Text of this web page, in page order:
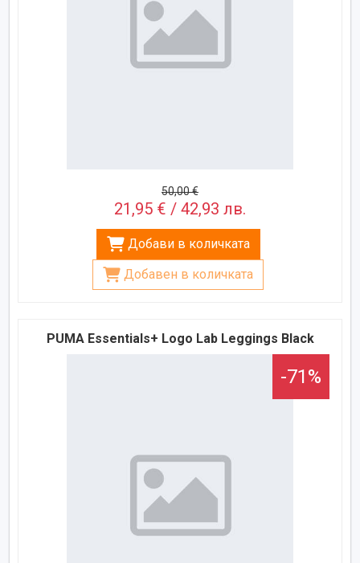
50,00 €
21,95 € / 42,93 лв.
Добави в количката
Добавен в количката
PUMA Essentials+ Logo Lab Leggings Black
-71%